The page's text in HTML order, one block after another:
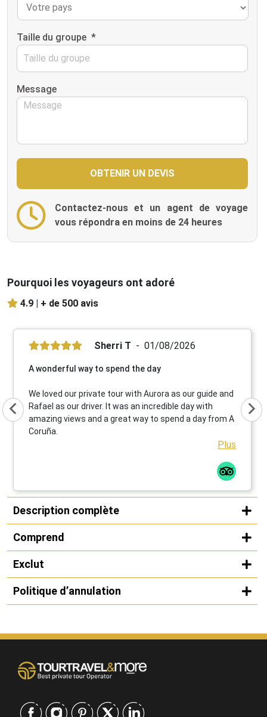
Taille du groupe *
Message
Contactez-nous et un agent de voyage
vous répondra en moins de 24 heures
Pourquoi les voyageurs ont adoré
4.9 | + de 500 avis
Sherri T 01/08/2026
A wonderful way to spend the day
We loved our private tour with Aurora as our guide and
Rafael as our driver. It was an incredible day with
amazing views and a great way to spend a day from A
Coruña.
Plus
Description complète
Comprend
Exclut
Politique d’annulation